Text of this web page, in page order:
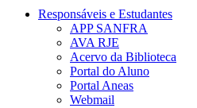
Responsáveis e Estudantes
APP SANFRA
AVA RJE
Acervo da Biblioteca
Portal do Aluno
Portal Aneas
Webmail